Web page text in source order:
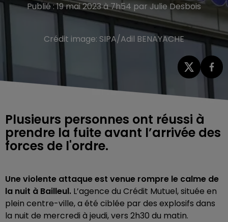
Publié : 19 mai 2023 à 7h54 par Julie Desbois
Crédit image: SIPA/Adil BENAYACHE
Plusieurs personnes ont réussi à
prendre la fuite avant l’arrivée des
forces de l'ordre.
Une violente attaque est venue rompre le calme de
la nuit à Bailleul. L’agence du Crédit Mutuel, située en
plein centre-ville, a été ciblée par des explosifs dans
la nuit de mercredi à jeudi, vers 2h30 du matin.